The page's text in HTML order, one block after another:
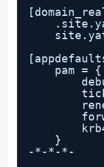
pam = {
}
-*-*-*-